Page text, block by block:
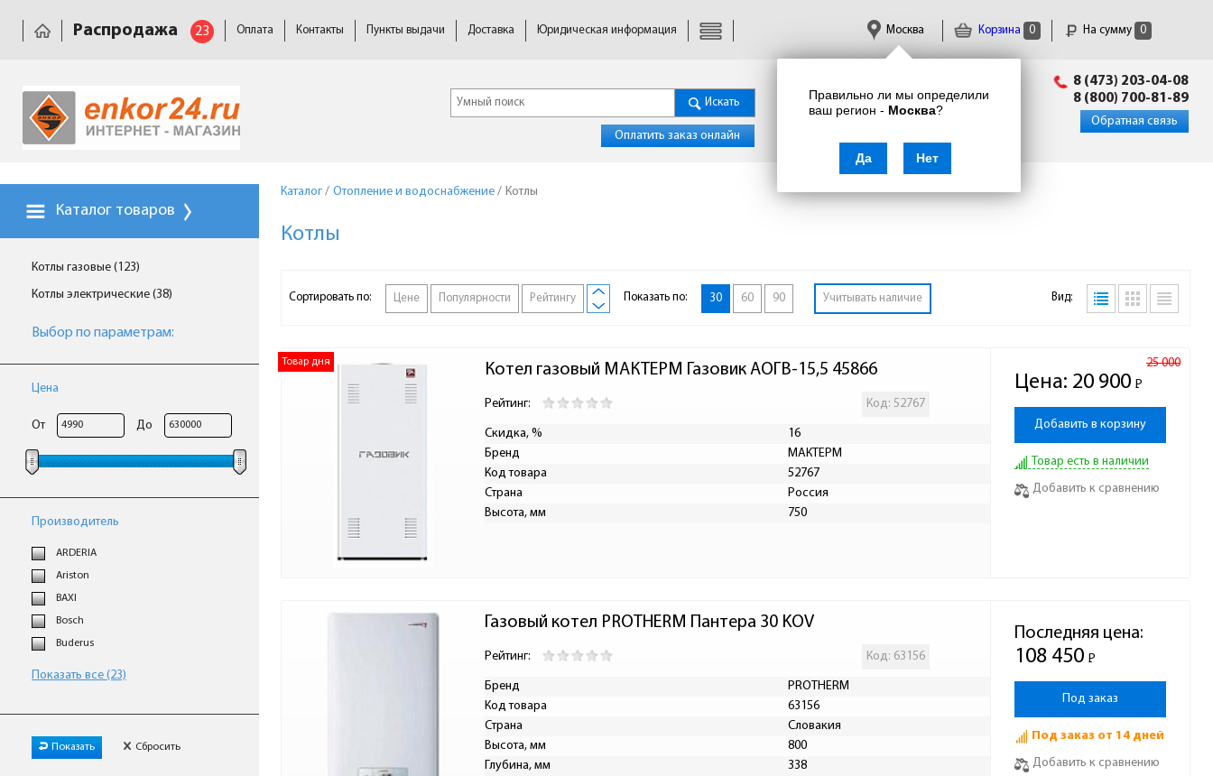
Корзина 0 На сумму 0
Правильно ли мы определили
ваш регион - Москва?
Да Нет
Москва
Распродажа 23 Оплата Контакты Пункты выдачи Доставка Юридическая информация
Искать
Оплатить заказ онлайн
info@enkor24.ru
8 (473) 203-04-08
8 (800) 700-81-89
Обратная связь
Каталог товаров
Котлы газовые (123)
Котлы электрические (38)
Выбор по параметрам:
Цена
От До
Производитель
ARDERIA
Ariston
BAXI
Bosch
Buderus
Показать все (23)
Показать Сбросить
Каталог / Отопление и водоснабжение / Котлы
Котлы
Сортировать по: Цене Популярности Рейтингу Показать по: 30 60 90 Учитывать наличие Вид:
Товар дня Котел газовый МАКТЕРМ Газовик АОГВ-15,5 45866
Рейтинг: Код: 52767
Скидка, %
16
Бренд
МАКТЕРМ
Код товара
52767
Страна
Россия
Высота, мм
750
Цена:
25 000
20 900 Р
-
Добавить в корзину
Товар есть в наличии
Добавить к сравнению
Газовый котел PROTHERM Пантера 30 KOV
Рейтинг: Код: 63156
Бренд
PROTHERM
Код товара
63156
Страна
Словакия
Высота, мм
800
Глубина, мм
338
Последняя цена:
108 450 Р
-
Под заказ
Под заказ от 14 дней
Добавить к сравнению